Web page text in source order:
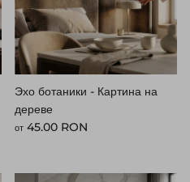
Эхо ботаники - Картина на
дереве
Стандартная цена
от 45.00 RON